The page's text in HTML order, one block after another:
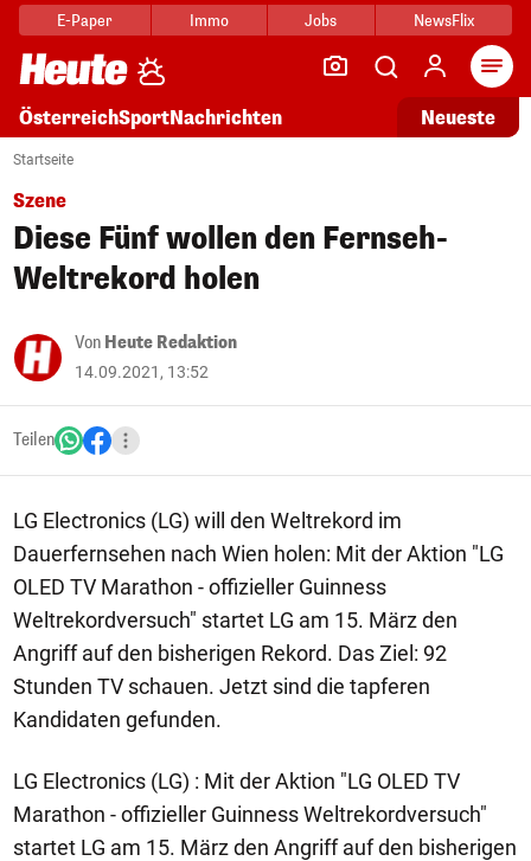
E-Paper Immo Jobs NewsFlix
ÖsterreichSportNachrichten Neueste
Startseite
Szene
Diese Fünf wollen den Fernseh-
Weltrekord holen
Von Heute Redaktion
14.09.2021, 13:52
Teilen
LG Electronics (LG) will den Weltrekord im
Dauerfernsehen nach Wien holen: Mit der Aktion "LG
OLED TV Marathon - offizieller Guinness
Weltrekordversuch" startet LG am 15. März den
Angriff auf den bisherigen Rekord. Das Ziel: 92
Stunden TV schauen. Jetzt sind die tapferen
Kandidaten gefunden.
LG Electronics (LG) : Mit der Aktion "LG OLED TV
Marathon - offizieller Guinness Weltrekordversuch"
startet LG am 15. März den Angriff auf den bisherigen